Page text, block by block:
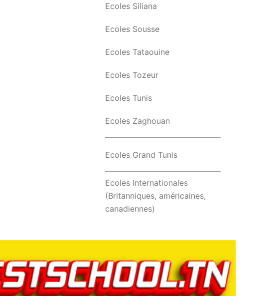
Ecoles Siliana
Ecoles Sousse
Ecoles Tataouine
Ecoles Tozeur
Ecoles Tunis
Ecoles Zaghouan
Ecoles Grand Tunis
Ecoles Internationales
(Britanniques, américaines,
canadiennes)